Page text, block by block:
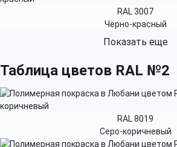
RAL 3007
Чёрно-красный
Показать еще
Таблица цветов RAL №2
RAL 8019
Серо-коричневый